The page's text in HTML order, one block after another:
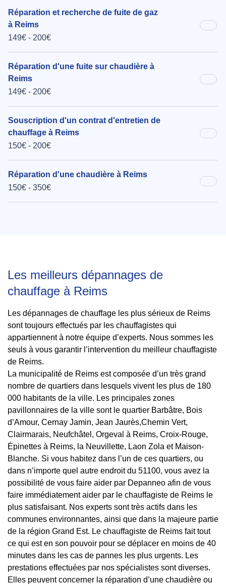
Réparation et recherche de fuite de gaz
à Reims
149€ - 200€
Réparation d'une fuite sur chaudière à
Reims
149€ - 200€
Souscription d'un contrat d'entretien de
chauffage à Reims
150€ - 200€
Réparation d'une chaudière à Reims
150€ - 350€
Les meilleurs dépannages de
chauffage à Reims
Les dépannages de chauffage les plus sérieux de Reims
sont toujours effectués par les chauffagistes qui
appartiennent à notre équipe d’experts. Nous sommes les
seuls à vous garantir l’intervention du meilleur chauffagiste
de Reims.
La municipalité de Reims est composée d’un très grand
nombre de quartiers dans lesquels vivent les plus de 180
000 habitants de la ville. Les principales zones
pavillonnaires de la ville sont le quartier Barbâtre, Bois
d’Amour, Cernay Jamin, Jean Jaurès,Chemin Vert,
Clairmarais, Neufchâtel, Orgeval à Reims, Croix-Rouge,
Épinettes à Reims, la Neuvillette, Laon Zola et Maison-
Blanche. Si vous habitez dans l’un de ces quartiers, ou
dans n’importe quel autre endroit du 51100, vous avez la
possibilité de vous faire aider par Depanneo afin de vous
faire immédiatement aider par le chauffagiste de Reims le
plus satisfaisant. Nos experts sont très actifs dans les
communes environnantes, ainsi que dans la majeure partie
de la région Grand Est. Le chauffagiste de Reims fait tout
ce qui est en son pouvoir pour se déplacer en moins de 40
minutes dans les cas de pannes les plus urgents. Les
prestations effectuées par nos spécialistes sont diverses.
Elles peuvent concerner la réparation d’une chaudière ou